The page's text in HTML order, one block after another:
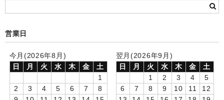
知育時計
制服メモリー
お絵かきギャラリー
自作オリジナル時計
営業日
今月(2026年8月)
日
月 火 水 木 金
土
1
2
3 4 5 6 7
8
翌月(2026年9月)
日
月 火 水 木 金
土
1
2 3 4
5
6
7 8 9 10 11
12